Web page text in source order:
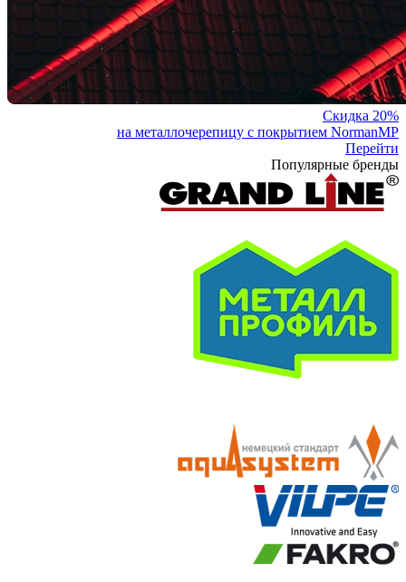
Скидка 20%
на металлочерепицу с покрытием NormanMP
Перейти
Популярные бренды